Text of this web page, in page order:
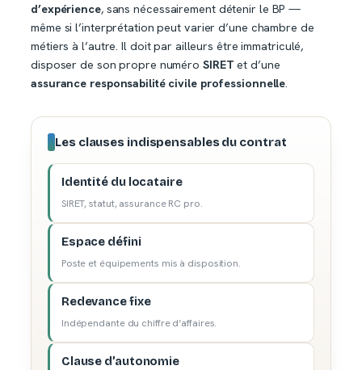
d’expérience, sans nécessairement détenir le BP —
même si l’interprétation peut varier d’une chambre de
métiers à l’autre. Il doit par ailleurs être immatriculé,
disposer de son propre numéro SIRET et d’une
assurance responsabilité civile professionnelle.
Les clauses indispensables du contrat
Identité du locataire
SIRET, statut, assurance RC pro.
Espace défini
Poste et équipements mis à disposition.
Redevance fixe
Indépendante du chiffre d’affaires.
Clause d’autonomie